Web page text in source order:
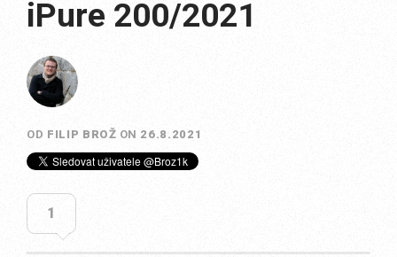
iPure 200/2021
OD FILIP BROŽ ON 26.8.2021
1